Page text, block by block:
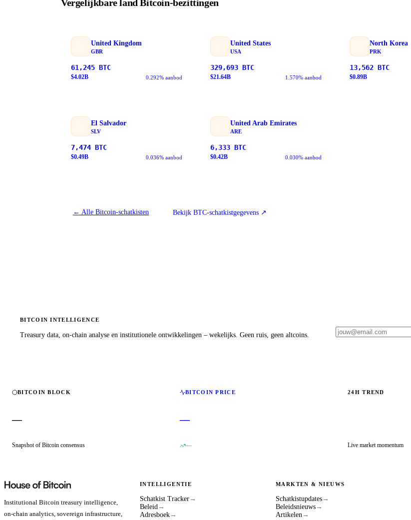
Vergelijkbare land Bitcoin-bezittingen
United Kingdom
GBR
61,245 BTC
$4.02B 0.292% aanbod
United States
USA
329,693 BTC
$21.64B 1.570% aanbod
North Korea
PRK
13,562 BTC
$0.89B
El Salvador
SLV
7,474 BTC
$0.49B 0.036% aanbod
United Arab Emirates
ARE
6,333 BTC
$0.42B 0.030% aanbod
← Alle Bitcoin-schatkisten Bekijk BTC-schatkistgegevens ↗
BITCOIN INTELLIGENCE
Treasury data, on-chain analyse en institutionele ontwikkelingen – wekelijks. Geen ruis, geen altcoins.
BITCOIN BLOCK
—
Snapshot of Bitcoin consensus
BITCOIN PRICE
—
—
24H TREND
Live market momentum
Institutional Bitcoin treasury intelligence,
on-chain analytics, sovereign infrastructure,
INTELLIGENTIE
Schatkist Tracker →
Beleid →
Adresboek →
MARKTEN & NIEUWS
Schatkistupdates →
Beleidsnieuws →
Artikelen →